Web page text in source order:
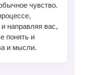
чувство.
направляя вас,
понять и
и мысли.